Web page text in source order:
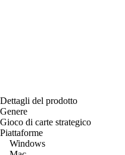
Dettagli del prodotto
Genere
Gioco di carte strategico
Piattaforme
Windows